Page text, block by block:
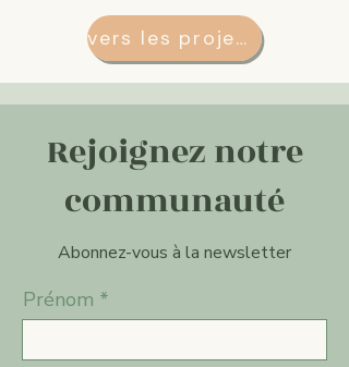
vers les projets
Rejoignez notre
communauté
Abonnez-vous à la newsletter
Prénom